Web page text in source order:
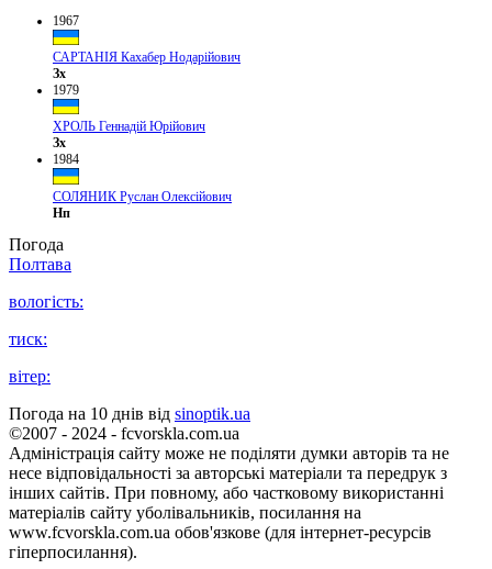
1967
САРТАНІЯ Кахабер Нодарійович
Зх
1979
ХРОЛЬ Геннадій Юрійович
Зх
1984
СОЛЯНИК Руслан Олексійович
Нп
Погода
Полтава
вологість:
тиск:
вітер:
Погода на 10 днів від sinoptik.ua
©2007 - 2024 - fcvorskla.com.ua
Адміністрація сайту може не поділяти думки авторів та не
несе відповідальності за авторські матеріали та передрук з
інших сайтів. При повному, або частковому використанні
матеріалів сайту уболівальників, посилання на
www.fcvorskla.com.ua обов'язкове (для інтернет-ресурсів
гіперпосилання).